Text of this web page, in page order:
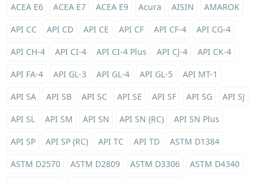
ACEA E6
ACEA E7 ACEA E9 Acura AISIN
AMAROK
API CC
API CD API CE API CF API CF-4
API CG-4
API CH-4
API CI-4 API CI-4 Plus API CJ-4
API CK-4
API FA-4
API GL-3 API GL-4 API GL-5
API MT-1
API SA
API SB API SC API SE API SF API SG
API SJ
API SL
API SM API SN API SN (RC)
API SN Plus
API SP
API SP (RC) API TC API TD
ASTM D1384
ASTM D2570
ASTM D2809 ASTM D3306
ASTM D4340